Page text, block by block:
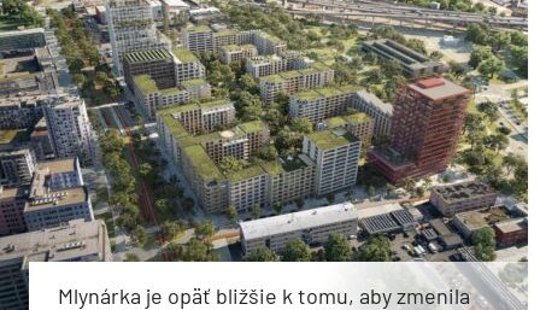
Mlynárka je opäť bližšie k tomu, aby zmenila